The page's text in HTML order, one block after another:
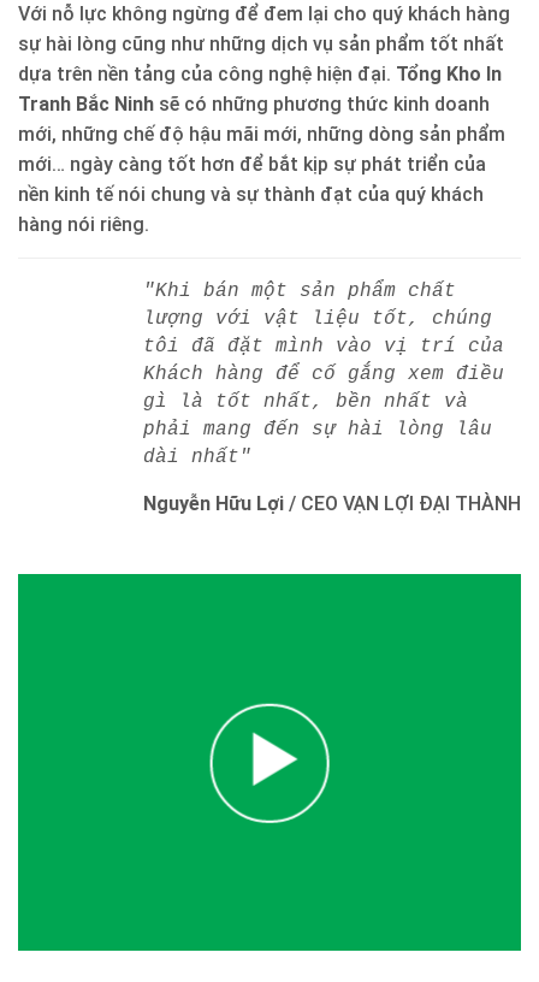
Với nỗ lực không ngừng để đem lại cho quý khách hàng
sự hài lòng cũng như những dịch vụ sản phẩm tốt nhất
dựa trên nền tảng của công nghệ hiện đại. Tổng Kho In
Tranh Bắc Ninh sẽ có những phương thức kinh doanh
mới, những chế độ hậu mãi mới, những dòng sản phẩm
mới… ngày càng tốt hơn để bắt kịp sự phát triển của
nền kinh tế nói chung và sự thành đạt của quý khách
hàng nói riêng.
"Khi bán một sản phẩm chất
lượng với vật liệu tốt, chúng
tôi đã đặt mình vào vị trí của
Khách hàng để cố gắng xem điều
gì là tốt nhất, bền nhất và
phải mang đến sự hài lòng lâu
dài nhất"
Nguyễn Hữu Lợi / CEO VẠN LỢI ĐẠI THÀNH